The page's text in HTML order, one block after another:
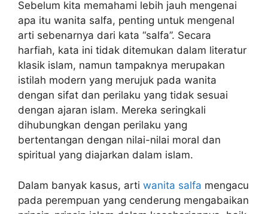
Sebelum kita memahami lebih jauh mengenai
apa itu wanita salfa, penting untuk mengenal
arti sebenarnya dari kata “salfa”. Secara
harfiah, kata ini tidak ditemukan dalam literatur
klasik islam, namun tampaknya merupakan
istilah modern yang merujuk pada wanita
dengan sifat dan perilaku yang tidak sesuai
dengan ajaran islam. Mereka seringkali
dihubungkan dengan perilaku yang
bertentangan dengan nilai-nilai moral dan
spiritual yang diajarkan dalam islam.
Dalam banyak kasus, arti wanita salfa mengacu
pada perempuan yang cenderung mengabaikan